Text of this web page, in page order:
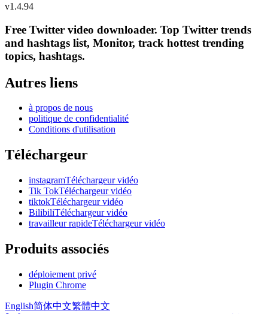
v1.4.94
Free Twitter video downloader. Top Twitter trends
and hashtags list, Monitor, track hottest trending
topics, hashtags.
Autres liens
à propos de nous
politique de confidentialité
Conditions d'utilisation
Téléchargeur
instagramTéléchargeur vidéo
Tik TokTéléchargeur vidéo
tiktokTéléchargeur vidéo
BilibiliTéléchargeur vidéo
travailleur rapideTéléchargeur vidéo
Produits associés
déploiement privé
Plugin Chrome
English简体中文繁體中文